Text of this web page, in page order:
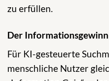
zu erfüllen.
Der
Für KI-gesteuerte
menschliche Nutzer